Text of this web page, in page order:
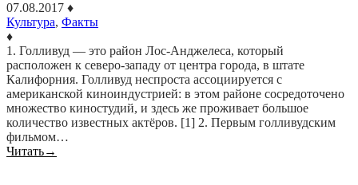
07.08.2017 ♦
Культура, Факты
♦
1. Голливуд — это район Лос-Анджелеса, который
расположен к северо-западу от центра города, в штате
Калифорния. Голливуд неспроста ассоциируется с
американской киноиндустрией: в этом районе сосредоточено
множество киностудий, и здесь же проживает большое
количество известных актёров. [1] 2. Первым голливудским
фильмом…
Читать→